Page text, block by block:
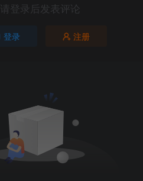
请登录后发表评论
登录 注册